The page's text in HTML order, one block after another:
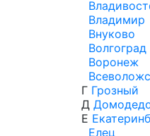
Владимир
Внуково
Волгоград
Воронеж
Г Грозный
Д
Е
Елец